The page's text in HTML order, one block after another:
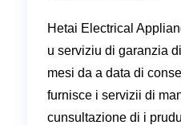
Hetai Electrical
u serviziu di garanzia
mesi da a data di
furnisce i servizii di
cunsultazione di i